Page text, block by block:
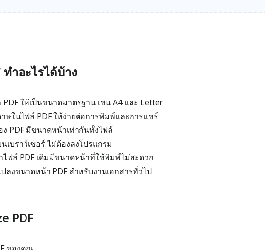
ทำอะไรได้บ้าง
ให้เป็นขนาดมาตรฐาน เช่น A4 และ Letter
ษในไฟล์ PDF ให้ง่ายต่อการพิมพ์และการแชร์
PDF มีขนาดหน้าเท่ากันทั้งไฟล์
เบราว์เซอร์ ไม่ต้องลงโปรแกรม
าไฟล์ PDF เดิมมีขนาดหน้าที่ใช้พิมพ์ไม่สะดวก
ลงขนาดหน้า PDF สำหรับงานเอกสารทั่วไป
PDF